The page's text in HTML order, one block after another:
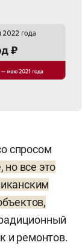
спросом
но все это
и ремонтов.